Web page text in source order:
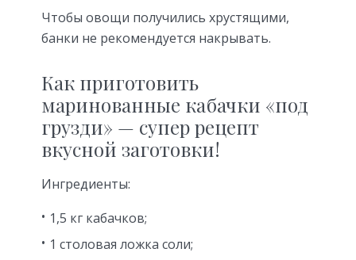
Чтобы овощи получились хрустящими,
банки не рекомендуется накрывать.
Как приготовить
маринованные кабачки «под
грузди» — супер рецепт
вкусной заготовки!
Ингредиенты:
1,5 кг кабачков;
1 столовая ложка соли;